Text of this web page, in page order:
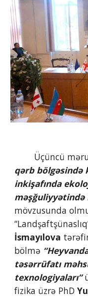
Üçüncü
qərb bölgəsində
inkişafında
mövzusunda
İsmayılova
bölmə
təsərrüfatı
texnologiyaları”
fizika üzrə PhD